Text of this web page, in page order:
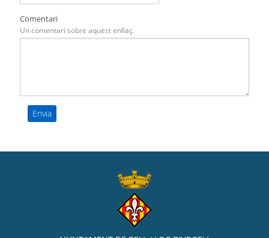
Comentari
Un comentari sobre aquest enllaç.